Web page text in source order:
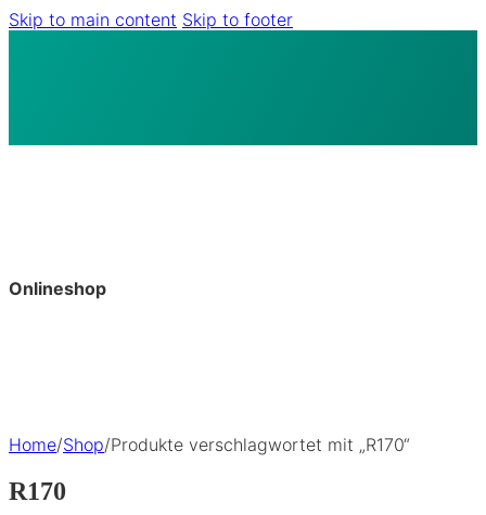
Skip to main content Skip to footer
Onlineshop
Home/Shop/Produkte verschlagwortet mit „R170“
R170